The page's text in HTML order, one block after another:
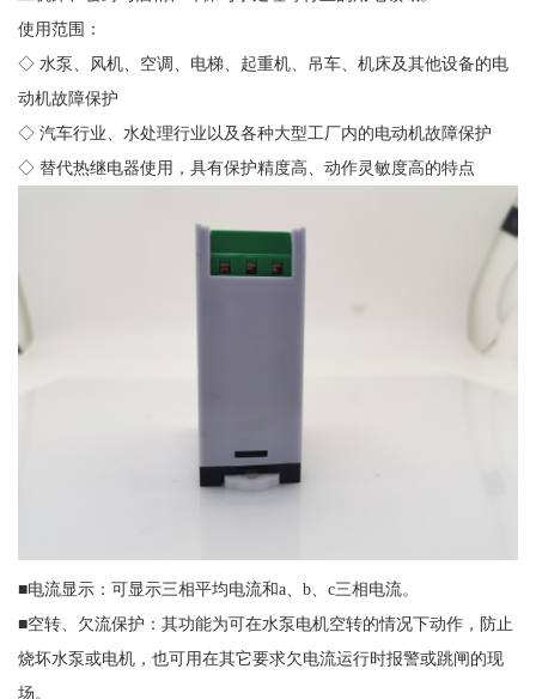
使用范围：
◇ 水泵、风机、空调、电梯、起重机、吊车、机床及其他设备的电
动机故障保护
◇ 汽车行业、水处理行业以及各种大型工厂内的电动机故障保护
◇ 替代热继电器使用，具有保护精度高、动作灵敏度高的特点
■电流显示：可显示三相平均电流和a、b、c三相电流。
■空转、欠流保护：其功能为可在水泵电机空转的情况下动作，防止
烧坏水泵或电机，也可用在其它要求欠电流运行时报警或跳闸的现
场。